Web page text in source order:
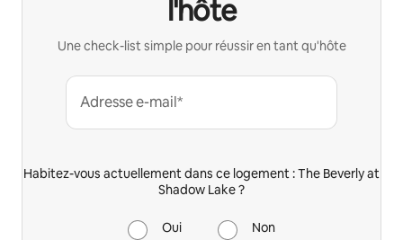
l'hôte
Une check-list simple pour réussir en tant qu'hôte
Adresse e-mail*
Habitez-vous actuellement dans ce logement : The Beverly at
Shadow Lake ?
Oui Non